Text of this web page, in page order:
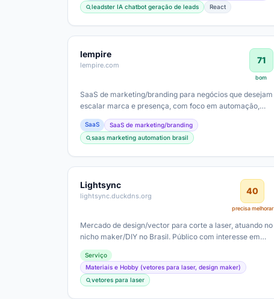
leadster IA chatbot geração de leads
React
lempire
lempire.com 71
bom
SaaS de marketing/branding para negócios que desejam
escalar marca e presença, com foco em automação,
geração de leads e gestão de…
SaaS
SaaS de marketing/branding
saas marketing automation brasil
Lightsync
lightsync.duckdns.org 40
precisa melhorar
Mercado de design/vector para corte a laser, atuando no
nicho maker/DIY no Brasil. Público com interesse em
projetos artesanais,…
Serviço
Materiais e Hobby (vetores para laser, design maker)
vetores para laser